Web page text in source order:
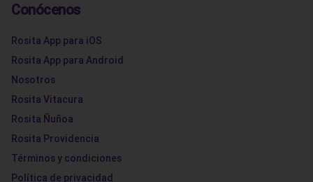
Conócenos
Rosita App para iOS
Rosita App para Android
Nosotros
Rosita Vitacura
Rosita Ñuñoa
Rosita Providencia
Términos y condiciones
Política de privacidad